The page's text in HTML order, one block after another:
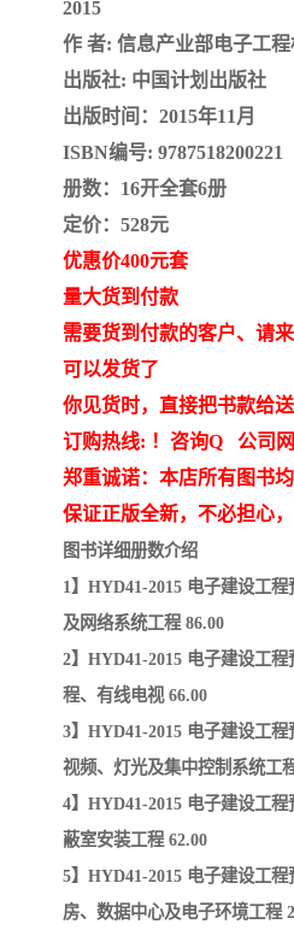
2015
作 者: 信息产业部电子工
出版社: 中国计划出版社
出版时间：2015年11月
ISBN编号: 9787518200221
册数：16开全套6册
定价：528元
优惠价400元套
量大货到付款
需要货到付款的客户、请
可以发货了
你见货时，直接把书款给
订购热线: ！咨询Q 公司
郑重诚诺：本店所有图书
保证正版全新，不必担心
图书详细册数介绍
1】HYD41-2015 电子建设工
及网络系统工程 86.00
2】HYD41-2015 电子建设工
程、有线电视 66.00
3】HYD41-2015 电子建设工程
视频、灯光及集中控制系统工
4】HYD41-2015 电子建设工
蔽室安装工程 62.00
5】HYD41-2015 电子建设工程
房、数据中心及电子环境工程
福建建设工程预算定额
辽宁省工程计价定额
江西省建筑工程预算定额
锅炉及压力容器规范国际
性规范ASME
湖北省建设工程预算定额
甘肃省建设工程预算定额
内蒙古建设工程预算定额
陕西建设工程消耗量定额
青海省建筑工程消耗量定
20kv及以下配电网工程定
广西建筑安装工程预算定
*考军校教材
海南省建设工程预算定额
电力工程预算概算定额